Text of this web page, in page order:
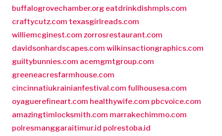
buffalogrovechamber.org eatdrinkdishmpls.com
craftycutz.com texasgirlreads.com
williemcginest.com zorrosrestaurant.com
davidsonhardscapes.com wilkinsactiongraphics.com
guiltybunnies.com acemgmtgroup.com
greeneacresfarmhouse.com
cincinnatiukrainianfestival.com fullhousesa.com
oyaguerefineart.com healthywife.com pbcvoice.com
amazingtimlocksmith.com marrakechimmo.com
polresmanggaraitimur.id polrestoba.id